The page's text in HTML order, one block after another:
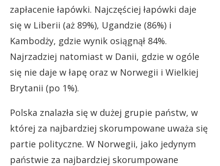
zapłacenie łapówki. Najczęściej łapówki daje
się w Liberii (aż 89%), Ugandzie (86%) i
Kambodży, gdzie wynik osiągnął 84%.
Najrzadziej natomiast w Danii, gdzie w ogóle
się nie daje w łapę oraz w Norwegii i Wielkiej
Brytanii (po 1%).
Polska znalazła się w dużej grupie państw, w
której za najbardziej skorumpowane uważa się
partie polityczne. W Norwegii, jako jedynym
państwie za najbardziej skorumpowane